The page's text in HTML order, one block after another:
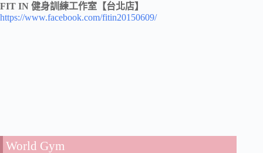
FIT IN 健身訓練工作室【台北店】
https://www.facebook.com/fitin20150609/
World Gym